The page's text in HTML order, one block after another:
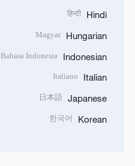
Hindi
हिन्दी
Hungarian
Magyar
Indonesian
Bahasa Indonesia
Italian
Italiano
Japanese
日本語
Korean
한국어